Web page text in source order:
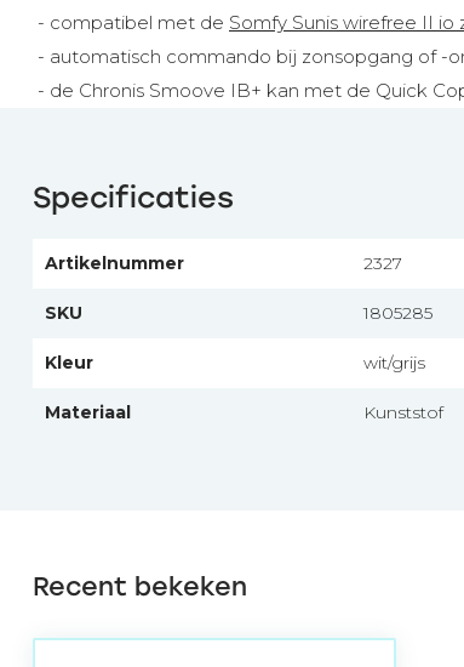
- compatibel met de Somfy Sunis wirefree II io
- automatisch commando bij zonsopgang of -
- de Chronis Smoove IB+ kan met de Quick
Specificaties
Artikelnummer 2327
SKU 1805285
Kleur wit/grijs
Materiaal Kunststof
Recent bekeken